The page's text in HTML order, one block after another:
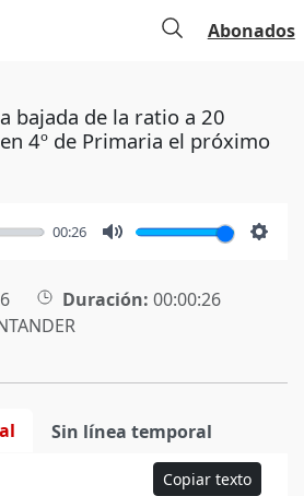
Abonados
bajada de la ratio a 20
4º de Primaria el próximo
00:26
Duración: 00:00:26
Sin línea temporal
Copiar texto